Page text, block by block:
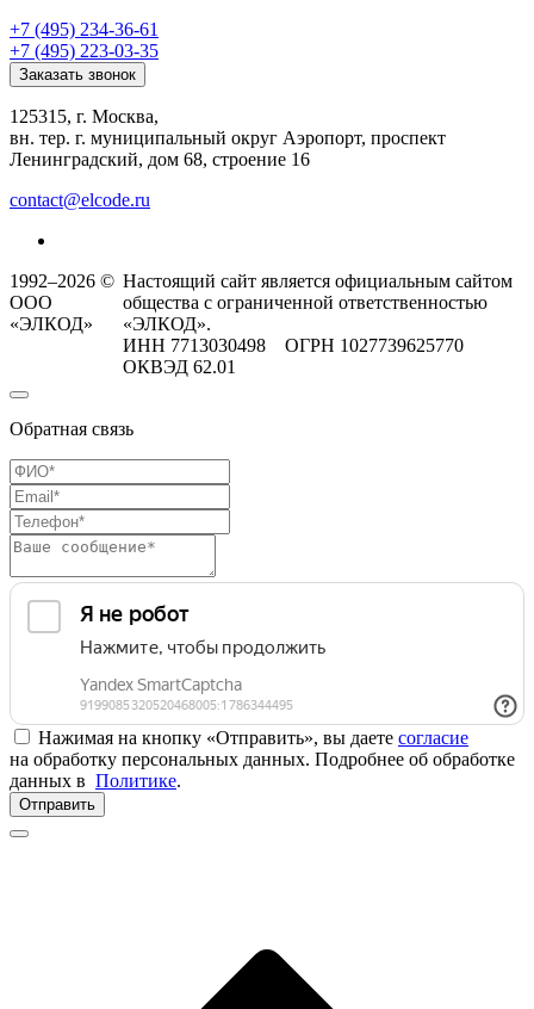
+7 (495) 234-36-61
+7 (495) 223-03-35
Заказать звонок
125315, г. Москва,
вн. тер. г. муниципальный округ Аэропорт, проспект
Ленинградский, дом 68, строение 16
contact@elcode.ru
1992–2026 ©
ООО
«ЭЛКОД»
Настоящий сайт является официальным сайтом
общества с ограниченной ответственностью
«ЭЛКОД».
ИНН 7713030498 ОГРН 1027739625770
ОКВЭД 62.01
Обратная связь
Нажимая на кнопку «Отправить», вы даете согласие
на обработку персональных данных. Подробнее об обработке
данных в Политике.
Отправить